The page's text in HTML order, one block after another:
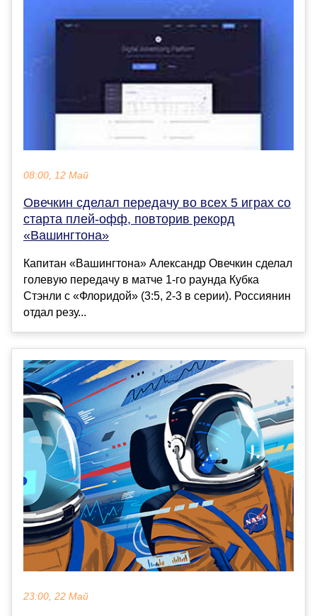
08:00, 12 Май
Овечкин сделал передачу во всех 5 играх со
старта плей-офф, повторив рекорд
«Вашингтона»
Капитан «Вашингтона» Александр Овечкин сделал
голевую передачу в матче 1-го раунда Кубка
Стэнли с «Флоридой» (3:5, 2-3 в серии). Россиянин
отдал резу...
23:00, 22 Май